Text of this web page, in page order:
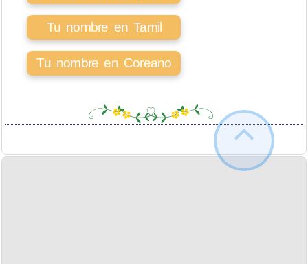
Tu nombre en Tamil
Tu nombre en Coreano